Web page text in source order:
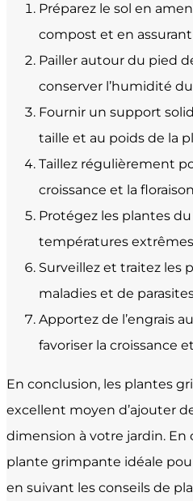
Préparez le sol en
compost et en
Pailler autour du pied
conserver l’humidité du
Fournir un support
taille et au poids de la
Taillez régulièrement
croissance et la floraison
Protégez les plantes
températures extrêmes
Surveillez et traitez les
maladies et de
Apportez de l’engrais
favoriser la croissance
En conclusion, les plantes
excellent moyen d’ajouter
dimension à votre jardin. En
plante grimpante idéale
en suivant les conseils de